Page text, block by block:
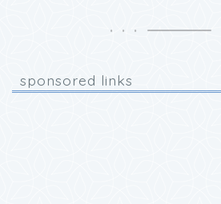
sponsored links